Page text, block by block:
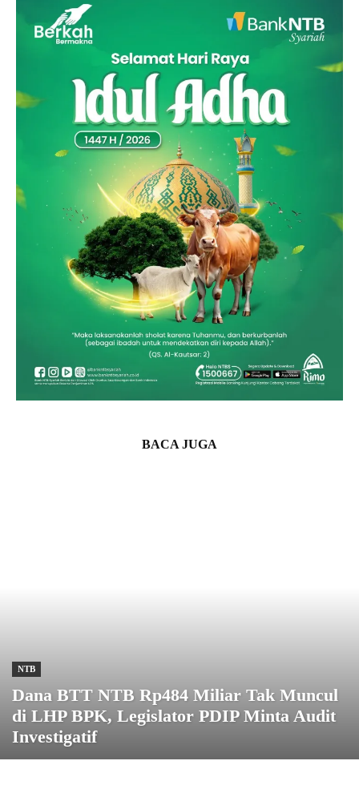
BACA JUGA
NTB
Dana BTT NTB Rp484 Miliar Tak Muncul
di LHP BPK, Legislator PDIP Minta Audit
Investigatif